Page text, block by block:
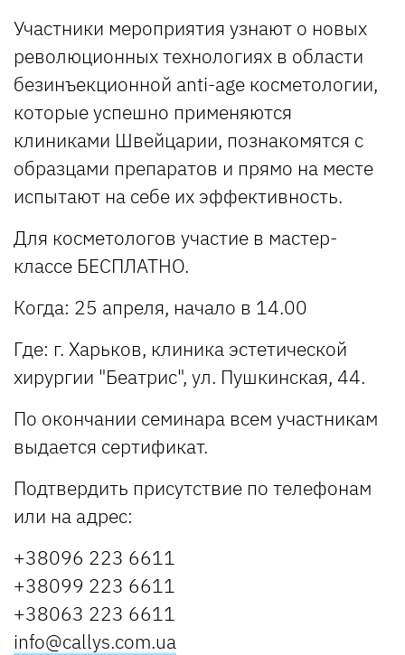
Участники мероприятия узнают о новых
революционных технологиях в области
безинъекционной аnti-аge косметологии,
которые успешно применяются
клиниками Швейцарии, познакомятся с
образцами препаратов и прямо на месте
испытают на себе их эффективность.
Для косметологов участие в мастер-
классе БЕСПЛАТНО.
Когда: 25 апреля, начало в 14.00
Где: г. Харьков, клиника эстетической
хирургии "Беатрис", ул. Пушкинская, 44.
По окончании семинара всем участникам
выдается сертификат.
Подтвердить присутствие по телефонам
или на адрес:
+38096 223 6611
+38099 223 6611
+38063 223 6611
info@callys.com.ua